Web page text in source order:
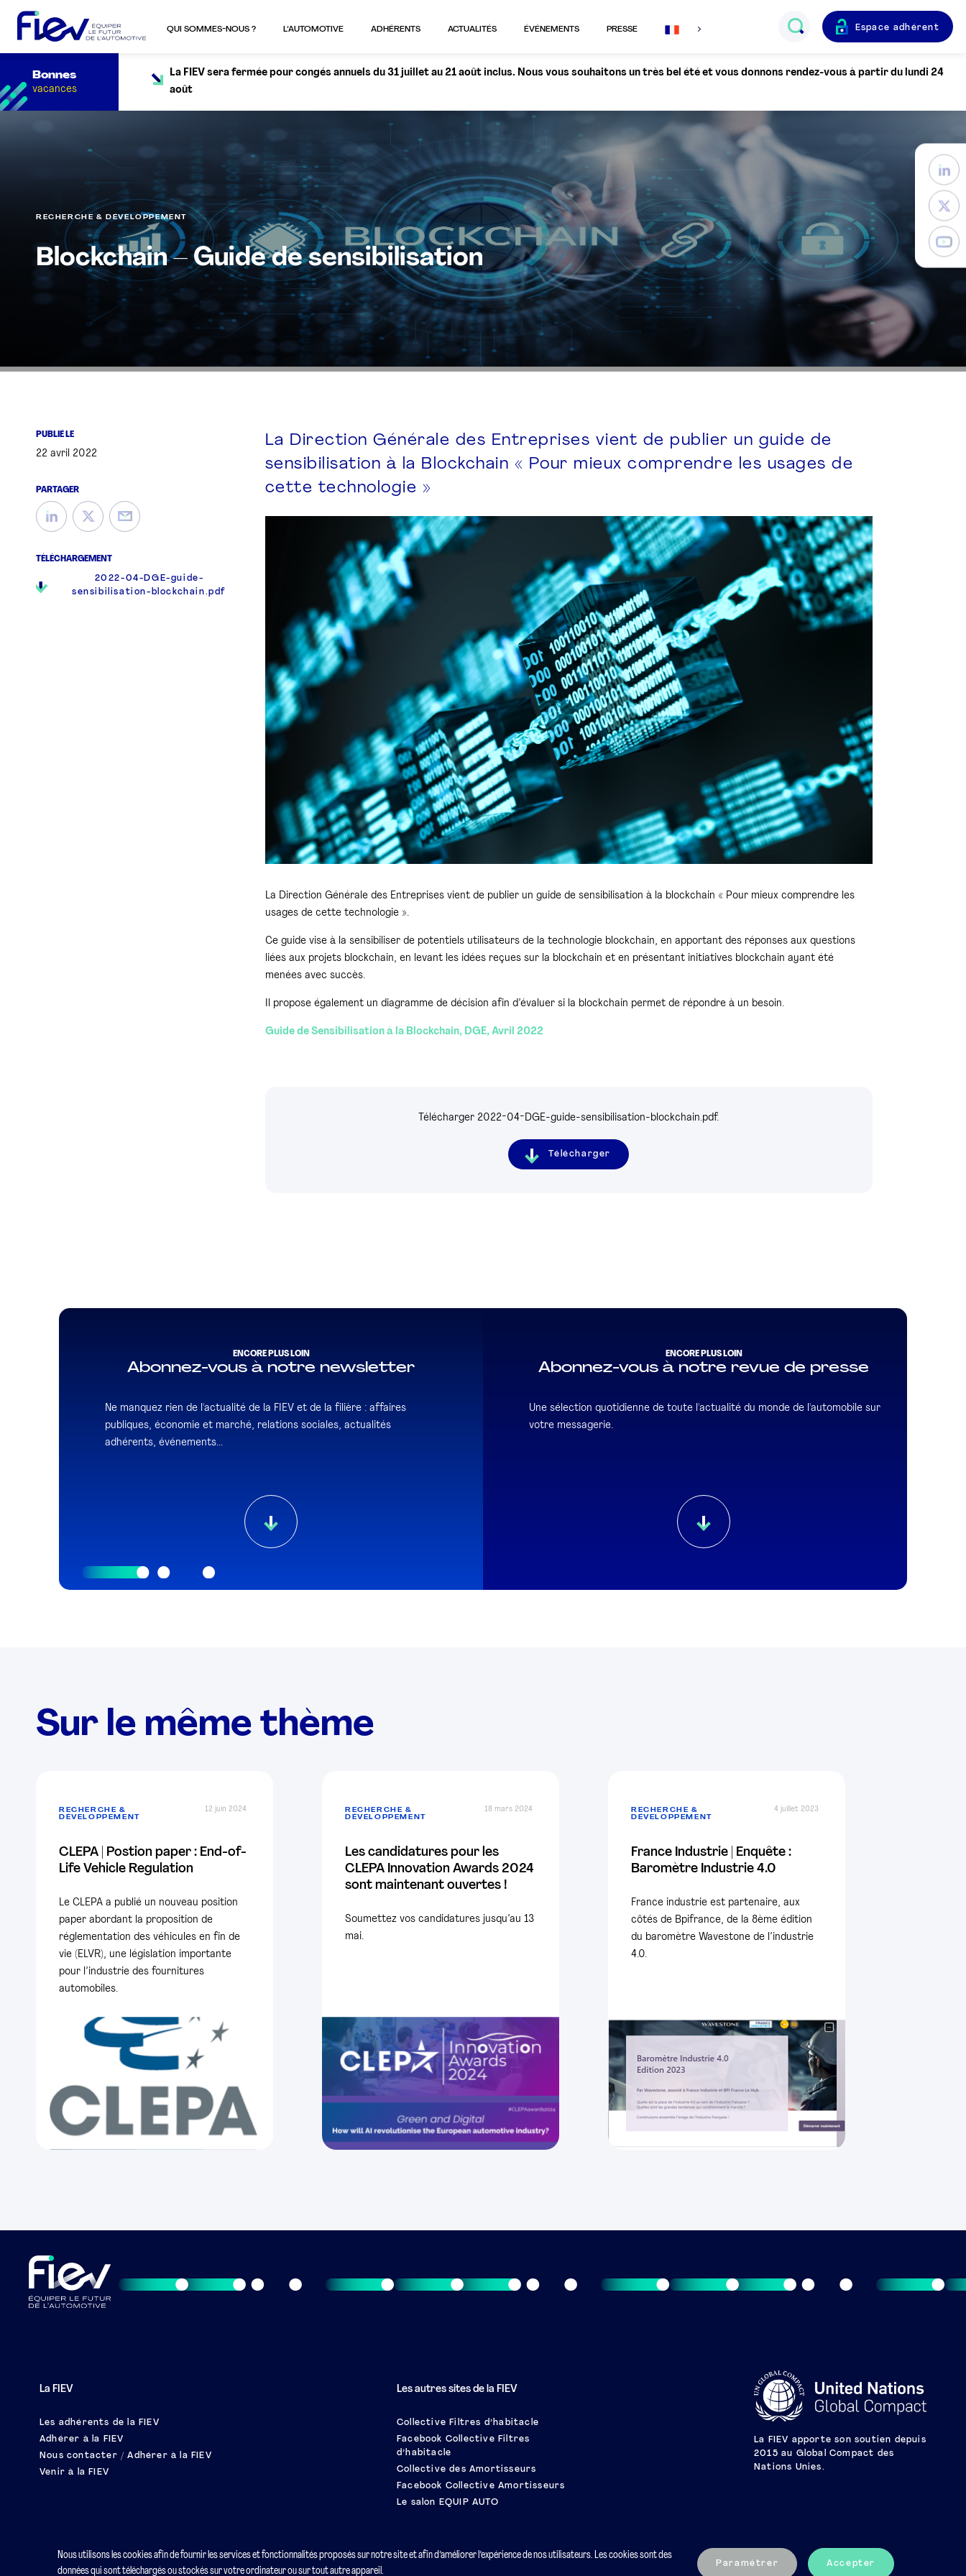
QUI SOMMES-NOUS ? L’AUTOMOTIVE ADHÉRENTS ACTUALITÉS ÉVÉNEMENTS PRESSE
Français
Espace adhérent
Bonnes
vacances
La FIEV sera fermée pour congés annuels du 31 juillet au 21 août inclus. Nous vous souhaitons un très bel été et vous donnons rendez-vous à partir du lundi 24
août
RECHERCHE & DÉVELOPPEMENT
Blockchain – Guide de sensibilisation
PUBLIÉ LE
22 avril 2022
PARTAGER
TÉLÉCHARGEMENT
2022-04-DGE-guide-
sensibilisation-blockchain.pdf
La Direction Générale des Entreprises vient de publier un guide de
sensibilisation à la Blockchain « Pour mieux comprendre les usages de
cette technologie »
La Direction Générale des Entreprises vient de publier un guide de sensibilisation à la blockchain « Pour mieux comprendre les
usages de cette technologie ».
Ce guide vise à la sensibiliser de potentiels utilisateurs de la technologie blockchain, en apportant des réponses aux questions
liées aux projets blockchain, en levant les idées reçues sur la blockchain et en présentant initiatives blockchain ayant été
menées avec succès.
Il propose également un diagramme de décision afin d’évaluer si la blockchain permet de répondre à un besoin.
Guide de Sensibilisation à la Blockchain, DGE, Avril 2022
Télécharger 2022-04-DGE-guide-sensibilisation-blockchain.pdf.
Télécharger
ENCORE PLUS LOIN
Abonnez-vous à notre newsletter
Ne manquez rien de l'actualité de la FIEV et de la filière : affaires
publiques, économie et marché, relations sociales, actualités
adhérents, événements...
ENCORE PLUS LOIN
Abonnez-vous à notre revue de presse
Une sélection quotidienne de toute l'actualité du monde de l'automobile sur
votre messagerie.
Sur le même thème
RECHERCHE &
DÉVELOPPEMENT
12 juin 2024
CLEPA | Postion paper : End-of-
Life Vehicle Regulation
Le CLEPA a publié un nouveau position
paper abordant la proposition de
réglementation des véhicules en fin de
vie (ELVR), une législation importante
pour l’industrie des fournitures
automobiles.
RECHERCHE &
DÉVELOPPEMENT
18 mars 2024
Les candidatures pour les
CLEPA Innovation Awards 2024
sont maintenant ouvertes !
Soumettez vos candidatures jusqu’au 13
mai.
RECHERCHE &
DÉVELOPPEMENT
4 juillet 2023
France Industrie | Enquête :
Baromètre Industrie 4.0
France industrie est partenaire, aux
côtés de Bpifrance, de la 8ème édition
du baromètre Wavestone de l’industrie
4.0.
La FIEV
Les adhérents de la FIEV
Adhérer à la FIEV
Nous contacter / Adhérer à la FIEV
Venir à la FIEV
Les autres sites de la FIEV
Collective Filtres d’habitacle
Facebook Collective Filtres
d’habitacle
Collective des Amortisseurs
Facebook Collective Amortisseurs
Le salon EQUIP AUTO
La FIEV apporte son soutien depuis
2015 au Global Compact des
Nations Unies.
Mentions légales Charte éthique
Nous utilisons les cookies afin de fournir les services et fonctionnalités proposés sur notre site et afin d’améliorer l’expérience de nos utilisateurs. Les cookies sont des
données qui sont téléchargés ou stockés sur votre ordinateur ou sur tout autre appareil.
Paramétrer Accepter